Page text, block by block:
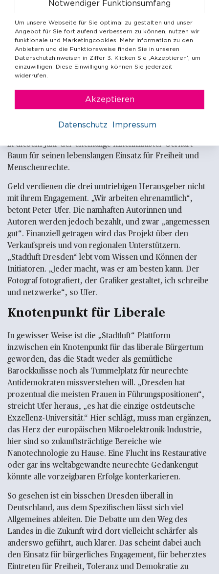
immunisieren wollen gegen aggressive Engstirnigkeit.
Nach bald sieben Jahren scheint sich „Stadtluft Dresden“
nicht nur etabliert zu haben, sondern es hat sich zu einer
tragenden Säule einer liberalen, weltoffenen Stadtkultur
durchgesetzt. Die Plattform ist eng vernetzt mit den
anderen Akteuren des öffentlichen Lebens, zum Beispiel
jährlich rund um den 13. Februar, dem Jahrestag der
Bombardierung Dresdens, in der Semper-Oper verliehen
wird und der 2023 an den US-amerikanischen Star-
in diesem Jahr der ehemalige Innenminister Gerhart
Baum für seinen lebenslangen Einsatz für Freiheit und
Menschenrechte.
Geld verdienen die drei umtriebigen Herausgeber nicht
mit ihrem Engagement. „Wir arbeiten ehrenamtlich“,
betont Peter Ufer. Die namhaften Autorinnen und
Autoren werden jedoch bezahlt, und zwar „angemessen
gut“. Finanziell getragen wird das Projekt über den
Verkaufspreis und von regionalen Unterstützern.
„Stadtluft Dresden“ lebt vom Wissen und Können der
Initiatoren. „Jeder macht, was er am besten kann. Der
Fotograf fotografiert, der Grafiker gestaltet, ich schreibe
und netzwerke“, so Ufer.
Knotenpunkt für Liberale
In gewisser Weise ist die „Stadtluft“-Plattform
inzwischen ein Knotenpunkt für das liberale Bürgertum
geworden, das die Stadt weder als gemütliche
Barockkulisse noch als Tummelplatz für neurechte
Antidemokraten missverstehen will. „Dresden hat
prozentual die meisten Frauen in Führungspositionen“,
streicht Ufer heraus, „es hat die einzige ostdeutsche
Exzellenz-Universität.“ Hier schlägt, muss man ergänzen,
das Herz der europäischen Mikroelektronik-Industrie,
hier sind so zukunftsträchtige Bereiche wie
Nanotechnologie zu Hause. Eine Flucht ins Restaurative
oder gar ins weltabgewandte neurechte Gedankengut
könnte alle vorzeigbaren Erfolge konterkarieren.
So gesehen ist ein bisschen Dresden überall in
Deutschland, aus dem Spezifischen lässt sich viel
Allgemeines ableiten. Die Debatte um den Weg des
Landes in die Zukunft wird dort vielleicht schärfer als
anderswo geführt, auch klarer. Das scheint dabei auch
den Einsatz für bürgerliches Engagement, für beherztes
Eintreten für Freiheit, Toleranz und Demokratie zu
Notwendiger Funktionsumfang
Um unsere Webseite für Sie optimal zu gestalten und unser
Angebot für Sie fortlaufend verbessern zu können, nutzen wir
funktionale und Marketingcookies. Mehr Information zu den
Anbietern und die Funktionsweise finden Sie in unseren
Datenschutzhinweisen in Ziffer 3. Klicken Sie ‚Akzeptieren‘, um
einzuwilligen. Diese Einwilligung können Sie jederzeit
widerrufen.
Akzeptieren
Datenschutz Impressum